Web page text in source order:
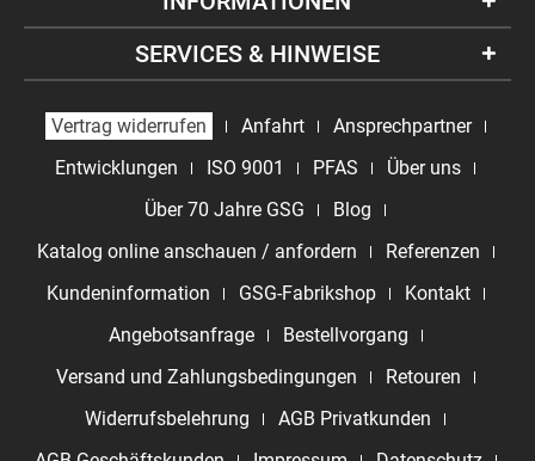
SERVICES & HINWEISE
Vertrag widerrufen Anfahrt
Ansprechpartner
Entwicklungen
ISO 9001 PFAS
Über uns
Über 70 Jahre GSG
Blog
Katalog online anschauen / anfordern
Referenzen
Kundeninformation
GSG-Fabrikshop
Kontakt
Angebotsanfrage
Bestellvorgang
Versand und Zahlungsbedingungen
Retouren
Widerrufsbelehrung
AGB Privatkunden